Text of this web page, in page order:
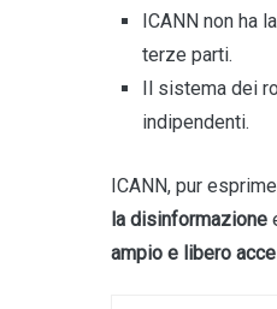
ICANN non ha
terze parti.
Il sistema dei
indipendenti.
ICANN, pur
la disinformazione
ampio e libero